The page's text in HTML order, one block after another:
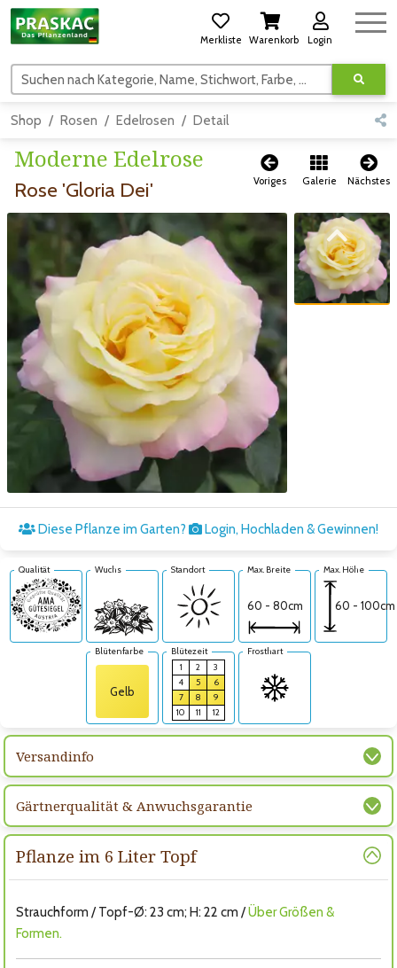
Merkliste Warenkorb Login
Suchen nach Kategorie, Name, Stichwort, Farbe, usw.
Shop Rosen Edelrosen Detail
Moderne Edelrose
Rose 'Gloria Dei' Voriges Galerie Nächstes
Zum vorigen Bild
Zum nächsten Bild
Diese Pflanze im Garten? Login, Hochladen & Gewinnen!
Qualität Wuchs Standort Max. Breite
60 - 80cm
Max. Höhe
60 - 100cm
Blütenfarbe
Gelb
Blütezeit
1
2
3
4
5
6
7
8
9
10
11 12
Frosthart
Versandinfo
Gärtnerqualität & Anwuchsgarantie
Pflanze im 6 Liter Topf
Strauchform / Topf-Ø: 23 cm; H: 22 cm /Über Größen &
Formen.